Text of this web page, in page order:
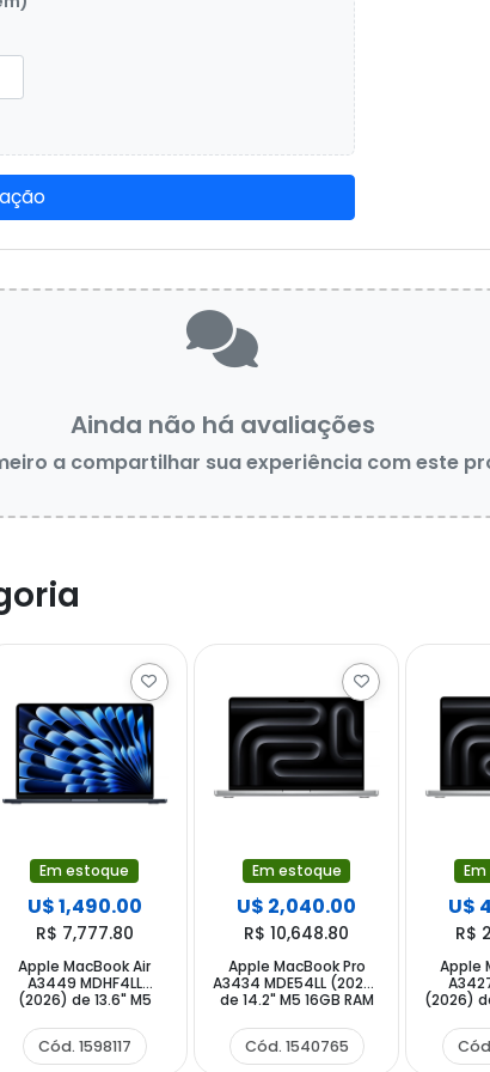
Ainda não há avaliações
a compartilhar sua experiência com este
Em estoque
U$ 1,490.00
R$ 7,777.80
Apple MacBook Air
A3449 MDHF4LL
(2026) de 13.6" M5
Midnight
Cód. 1598117
Em estoque
U$ 2,040.00
R$ 10,648.80
Apple MacBook Pro
A3434 MDE54LL (2025)
de 14.2" M5 16GB RAM
Cód. 1540765
U$
R$
Apple
(2026)